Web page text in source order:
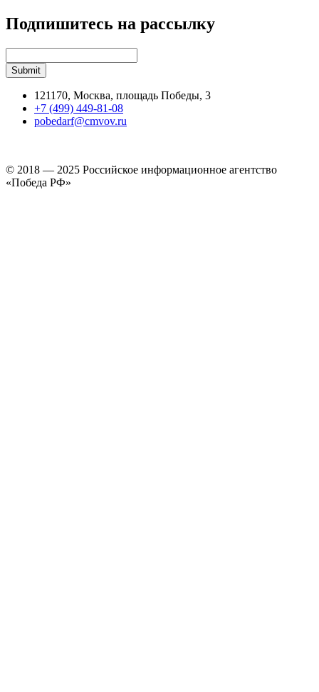
Подпишитесь на рассылку
121170, Москва, площадь Победы, 3
+7 (499) 449-81-08
pobedarf@cmvov.ru
© 2018 — 2025 Российское информационное агентство
«Победа РФ»